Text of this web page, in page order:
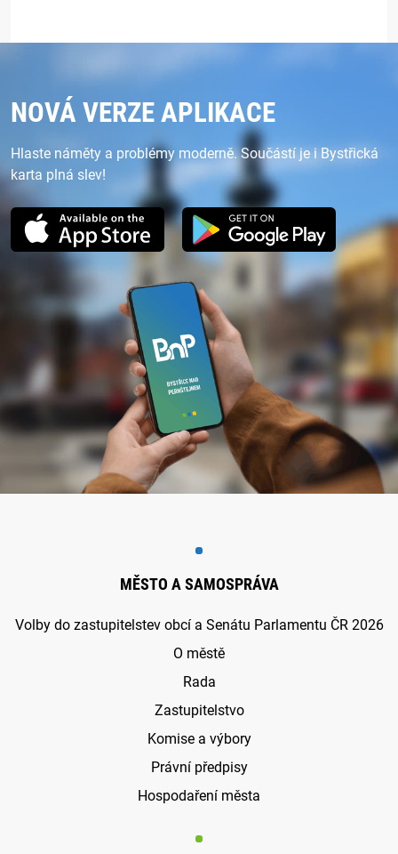
NOVÁ VERZE APLIKACE
Hlaste náměty a problémy moderně. Součástí je i Bystřická
karta plná slev!
MĚSTO A SAMOSPRÁVA
Volby do zastupitelstev obcí a Senátu Parlamentu ČR 2026
O městě
Rada
Zastupitelstvo
Komise a výbory
Právní předpisy
Hospodaření města